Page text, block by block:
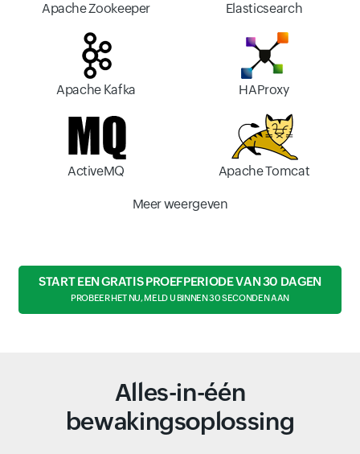
Apache Zookeeper Elasticsearch
Apache Kafka HAProxy
ActiveMQ Apache Tomcat
Meer weergeven
START EEN GRATIS PROEFPERIODE VAN 30 DAGEN
PROBEER HET NU, MELD U BINNEN 30 SECONDEN AAN
Alles-in-één
bewakingsoplossing